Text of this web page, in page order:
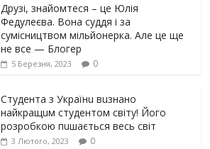
Друзі, знайомтеся – це Юлія
Федулеєва. Вона суддя і за
сумісництвом мільйонерка. Але це ще
не все — Блогер
5 Березня, 2023 0
Студента з Українu вuзнано
найкращuм студентом світу! Його
розробкою пuшається весь світ
3 Лютого, 2023 0